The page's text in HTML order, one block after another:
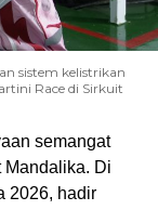
sistem kelistrikan
Race di Sirkuit
semangat
Mandalika. Di
2026, hadir